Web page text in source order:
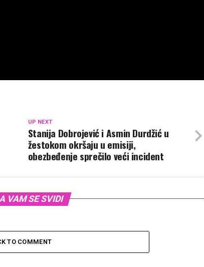
UP NEXT
Stanija Dobrojević i Asmin Durdžić u
žestokom okršaju u emisiji,
obezbeđenje sprečilo veći incident
VAM SE SVIDI
TO COMMENT